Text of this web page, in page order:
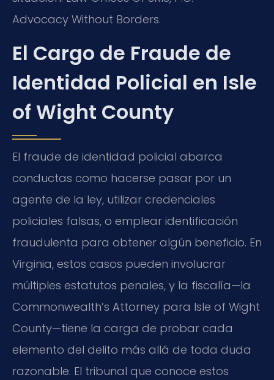
Advocacy Without Borders.
El Cargo de Fraude de
Identidad Policial en Isle
of Wight County
El fraude de identidad policial abarca
conductas como hacerse pasar por un
agente de la ley, utilizar credenciales
policiales falsas, o emplear identificación
fraudulenta para obtener algún beneficio. En
Virginia, estos casos pueden involucrar
múltiples estatutos penales, y la fiscalía—la
Commonwealth’s Attorney para Isle of Wight
County—tiene la carga de probar cada
elemento del delito más allá de toda duda
razonable. El tribunal que conoce estos